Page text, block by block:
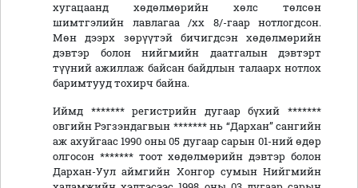
хугацаанд хөдөлмөрийн хөлс төлсөн
шимтгэлийн лавлагаа /хх 8/-гаар нотлогдсон.
Мөн дээрх зөрүүтэй бичигдсэн хөдөлмөрийн
дэвтэр болон нийгмийн даатгалын дэвтэрт
түүний ажиллаж байсан байдлын талаарх нотлох
баримтууд тохирч байна.
Иймд ******* регистрийн дугаар бүхий *******
овгийн Рэгзэндагвын ******* нь “Дархан” сангийн
аж ахуйгаас 1990 оны 05 дугаар сарын 01-ний өдөр
олгосон ******* тоот хөдөлмөрийн дэвтэр болон
Дархан-Уул аймгийн Хонгор сумын Нийгмийн